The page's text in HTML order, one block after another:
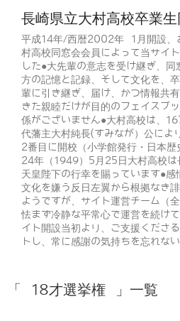
長崎県立大村高校卒業
平成14年/西暦2002年 1月開設、
村高校同窓会会員によって当サイ
した●大先輩の意志を受け継ぎ、
方の記憶と記録、そして文化を、
輩に引き継ぎ、届け、かつ情報共
きた親睦だけが目的のフェイスブ
係がございません●大村高校は、
代藩主大村純長(すみなが）公によ
2番目に開校（小学館発行・日本
24年（1949）5月25日大村高校は
天皇陛下の行幸を賜っています●感
文化を嫌う反日左翼から根拠なき
ようですが、サイト運営チーム（
怯まず冷静な平常心で運営を続け
イト開設当初より、ご支援くださ
トし、常に感謝の気持ちを忘れな
「 18才選挙権 」一覧